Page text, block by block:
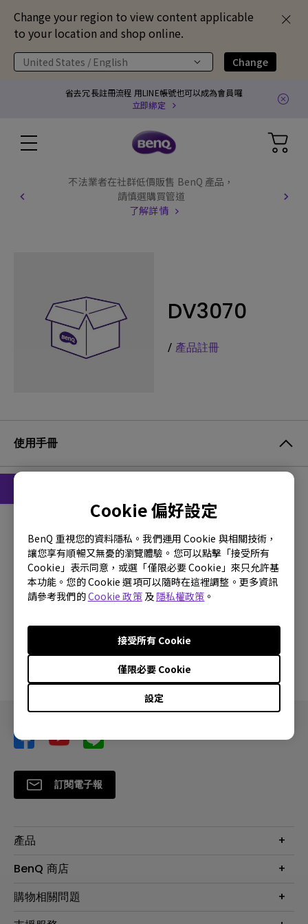
Change your region to view content applicable
to your location and shop online.
United States / English Change
Cookie 偏好設定
BenQ 重視您的資料隱私。我們運用 Cookie 與相關技術，
讓您享有順暢又無憂的瀏覽體驗。您可以點擊「接受所有
Cookie」表示同意，或選「僅限必要 Cookie」來只允許基
本功能。您的 Cookie 選項可以隨時在這裡調整。更多資訊
請參考我們的Cookie 政策及 隱私權政策 。
設定
僅限必要 Cookie
接受所有 Cookie
省去冗長註冊流程 用LINE帳號也可以成為會員囉
立即綁定
不法業者在社群低價販售 BenQ 產品，
請慎選購買管道
了解詳情
DV3070
/ 產品註冊
使用手冊
使用手冊
更新:2006/09/28
語言:Traditional Chinese
檔案大小:2.37 MB
訂閱電子報
產品
大型液晶
投影機
智慧照明
BenQ 商店
最新產品與活動
購物相關問題
第一次購物就上手